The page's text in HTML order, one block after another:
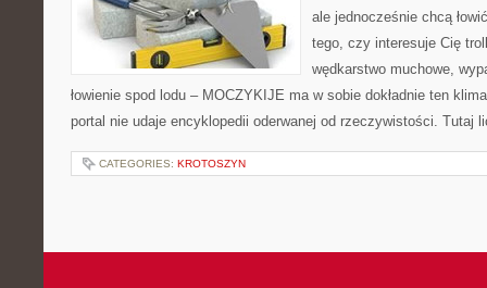
ale jednocześnie chcą
tego, czy interesuje Cię
wędkarstwo muchowe,
łowienie spod lodu – MOCZYKIJE ma w sobie dokładnie ten
portal nie udaje encyklopedii oderwanej od rzeczywistości. Tutaj
CATEGORIES: KROTOSZYN